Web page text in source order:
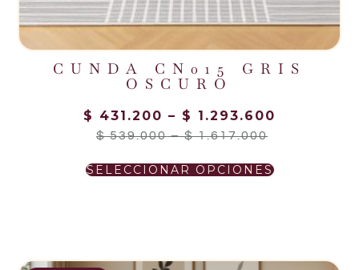
CUNDA CN015 GRIS
OSCURO
$ 431.200 – $ 1.293.600
$539.000–$1.617.000
SELECCIONAR OPCIONES